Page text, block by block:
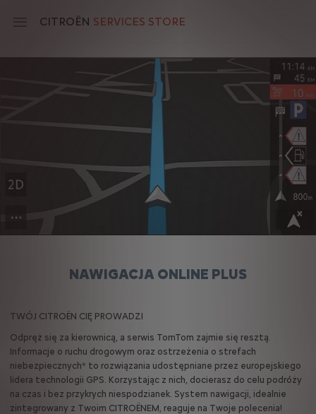
CITROËN SERVICES STORE
NAWIGACJA ONLINE PLUS
TWÓJ CITROËN CIĘ PROWADZI
Odpręż się za kierownicą, a serwis TomTom zajmie się resztą.
Informacje o ruchu drogowym oraz ostrzeżenia o strefach
niebezpiecznych* to rozwiązania udostępniane przez europejskiego
lidera technologii GPS. Korzystając z nich, docierasz do celu podróży
na czas i bez przykrych niespodzianek. System nawigacji, idealnie
zintegrowany z Twoim CITROËNEM, reaguje na Twoje polecenia!